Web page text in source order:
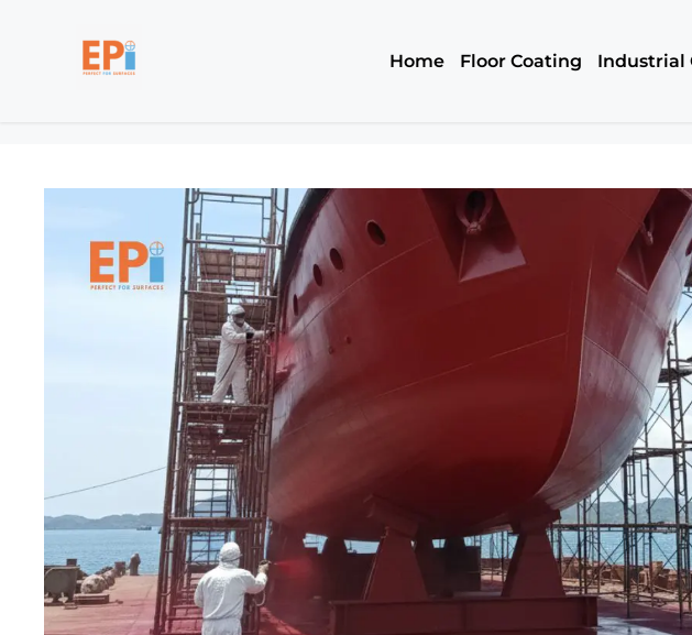
Home Floor Coating Industrial